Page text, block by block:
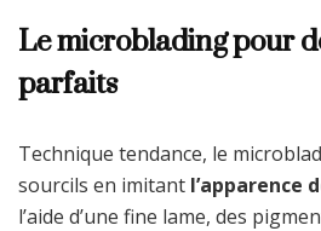
Le microblading pour
parfaits
Technique tendance, le
sourcils en imitant l’apparence
l’aide d’une fine lame, des